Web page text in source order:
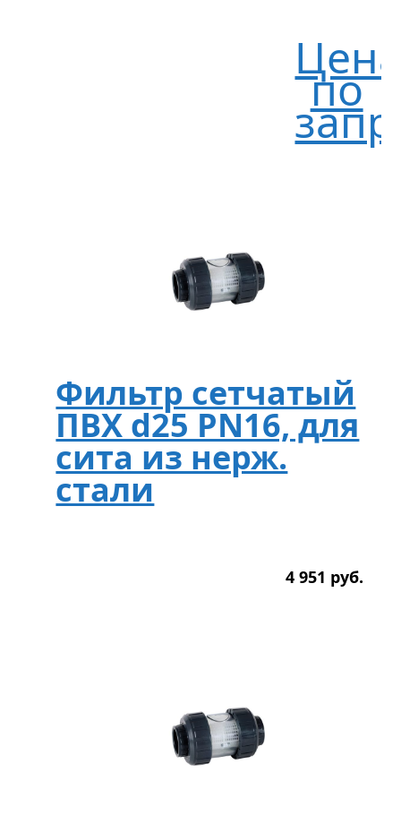
по
Фильтр сетчатый
ПВХ d25 PN16, для
сита из нерж.
стали
4 951 руб.